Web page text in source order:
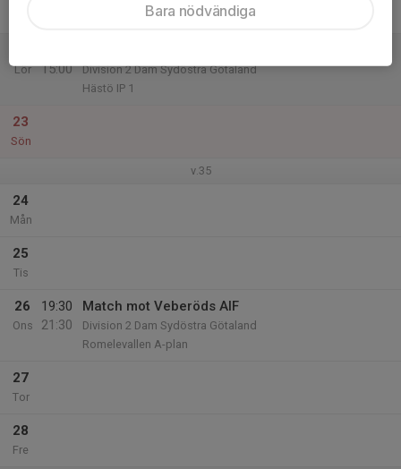
Lör
15:00
Division 2 Dam Sydöstra Götaland
Hästö IP 1
23
Sön
v.35
24
Mån
25
Tis
26
Ons
19:30
21:30
Match mot Veberöds AIF
Division 2 Dam Sydöstra Götaland
Romelevallen A-plan
27
Tor
28
Fre
Bara nödvändiga